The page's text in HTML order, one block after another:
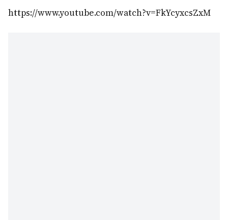
https://www.youtube.com/watch?v=FkYcyxcsZxM